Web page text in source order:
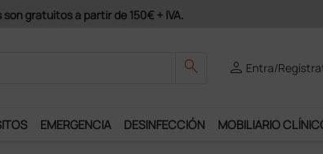
Ds Plus y podrás disfrutar de muchos servicios
search person Entra/
EMERGENCIA DESINFECCIÓN MOBILIARIO